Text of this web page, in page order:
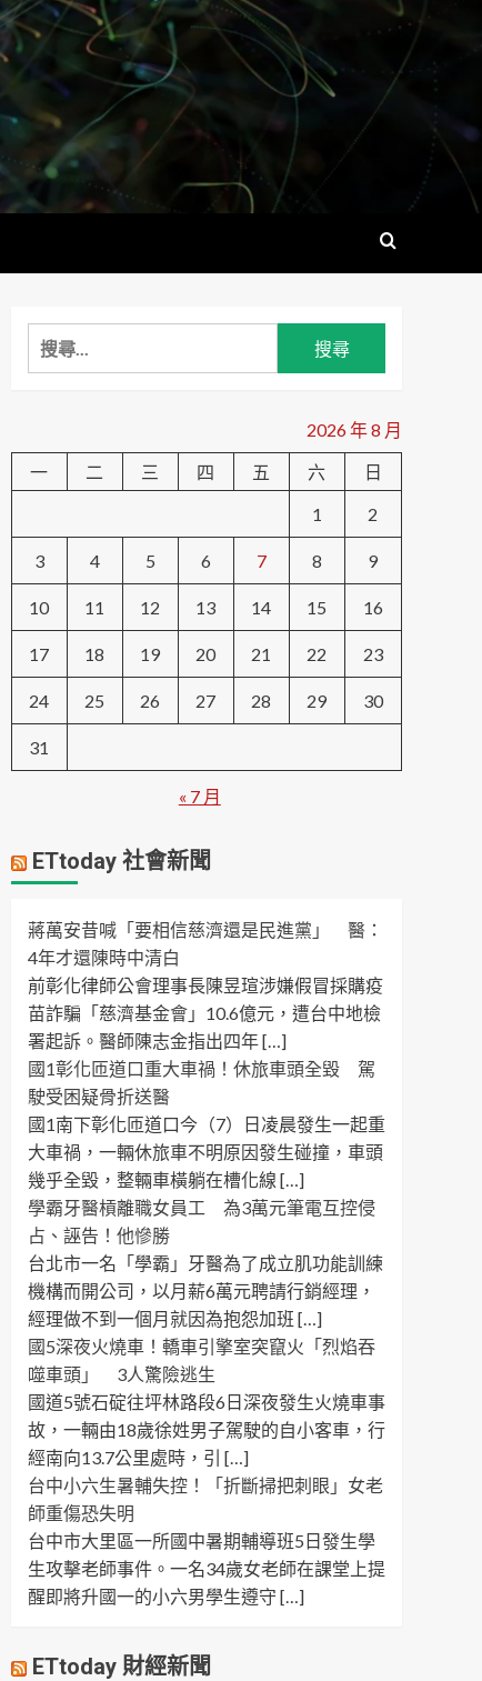
搜
尋
字:
2026 年 8 月
一
二 三 四 五 六
日
1
2
3 4 5 6 7 8 9
10 11 12 13 14 15 16
17 18 19 20 21 22 23
24 25 26 27 28 29 30
31
« 7 月
ETtoday 社會新聞
蔣萬安昔喊「要相信慈濟還是民進黨」 醫：
4年才還陳時中清白
前彰化律師公會理事長陳昱瑄涉嫌假冒採購疫
苗詐騙「慈濟基金會」10.6億元，遭台中地檢
署起訴。醫師陳志金指出四年 […]
國1彰化匝道口重大車禍！休旅車頭全毀 駕
駛受困疑骨折送醫
國1南下彰化匝道口今（7）日凌晨發生一起重
大車禍，一輛休旅車不明原因發生碰撞，車頭
幾乎全毀，整輛車橫躺在槽化線 […]
學霸牙醫槓離職女員工 為3萬元筆電互控侵
占、誣告！他慘勝
台北市一名「學霸」牙醫為了成立肌功能訓練
機構而開公司，以月薪6萬元聘請行銷經理，
經理做不到一個月就因為抱怨加班 […]
國5深夜火燒車！轎車引擎室突竄火「烈焰吞
噬車頭」 3人驚險逃生
國道5號石碇往坪林路段6日深夜發生火燒車事
故，一輛由18歲徐姓男子駕駛的自小客車，行
經南向13.7公里處時，引 […]
台中小六生暑輔失控！「折斷掃把刺眼」女老
師重傷恐失明
台中市大里區一所國中暑期輔導班5日發生學
生攻擊老師事件。一名34歲女老師在課堂上提
醒即將升國一的小六男學生遵守 […]
ETtoday 財經新聞